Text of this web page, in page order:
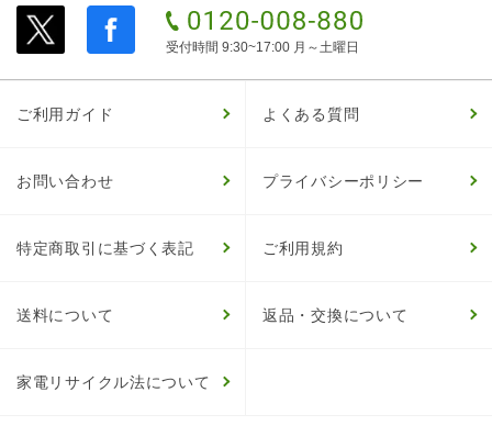
受付時間 9:30~17:00 月～土曜日
ご利用ガイド よくある質問
お問い合わせ プライバシーポリシー
特定商取引に基づく表記 ご利用規約
送料について 返品・交換について
家電リサイクル法について